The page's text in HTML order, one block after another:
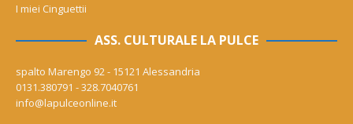
I miei Cinguettii
ASS. CULTURALE LA PULCE
spalto Marengo 92 - 15121 Alessandria
0131.380791 - 328.7040761
info@lapulceonline.it